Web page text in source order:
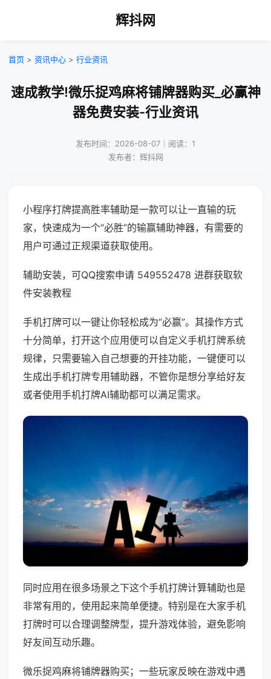
辉抖网
首页 > 资讯中心 > 行业资讯
速成教学!微乐捉鸡麻将铺牌器购买_必赢神
器免费安装-行业资讯
发布时间：2026-08-07｜阅读：1
发布者：辉抖网
小程序打牌提高胜率辅助是一款可以让一直输的玩
家，快速成为一个“必胜”的输赢辅助神器，有需要的
用户可通过正规渠道获取使用。
辅助安装，可QQ搜索申请 549552478 进群获取软
件安装教程
手机打牌可以一键让你轻松成为“必赢”。其操作方式
十分简单，打开这个应用便可以自定义手机打牌系统
规律，只需要输入自己想要的开挂功能，一键便可以
生成出手机打牌专用辅助器，不管你是想分享给好友
或者使用手机打牌AI辅助都可以满足需求。
同时应用在很多场景之下这个手机打牌计算辅助也是
非常有用的，使用起来简单便捷。特别是在大家手机
打牌时可以合理调整牌型，提升游戏体验，避免影响
好友间互动乐趣。
微乐捉鸡麻将铺牌器购买；一些玩家反映在游戏中遇